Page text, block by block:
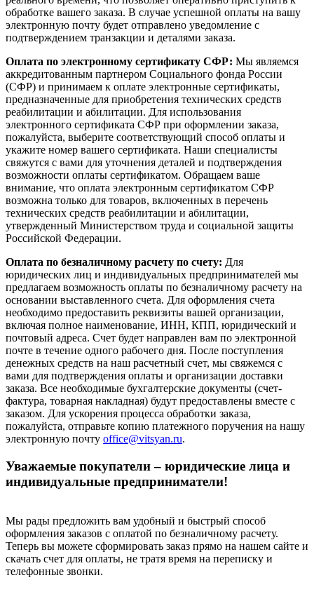
обработке вашего заказа. В случае успешной оплаты на вашу
электронную почту будет отправлено уведомление с
подтверждением транзакции и деталями заказа.
Оплата по электронному сертификату СФР: Мы являемся
аккредитованным партнером Социального фонда России
(СФР) и принимаем к оплате электронные сертификаты,
предназначенные для приобретения технических средств
реабилитации и абилитации. Для использования
электронного сертификата СФР при оформлении заказа,
пожалуйста, выберите соответствующий способ оплаты и
укажите номер вашего сертификата. Наши специалисты
свяжутся с вами для уточнения деталей и подтверждения
возможности оплаты сертификатом. Обращаем ваше
внимание, что оплата электронным сертификатом СФР
возможна только для товаров, включенных в перечень
технических средств реабилитации и абилитации,
утвержденный Министерством труда и социальной защиты
Российской Федерации.
Оплата по безналичному расчету по счету: Для
юридических лиц и индивидуальных предпринимателей мы
предлагаем возможность оплаты по безналичному расчету на
основании выставленного счета. Для оформления счета
необходимо предоставить реквизиты вашей организации,
включая полное наименование, ИНН, КПП, юридический и
почтовый адреса. Счет будет направлен вам по электронной
почте в течение одного рабочего дня. После поступления
денежных средств на наш расчетный счет, мы свяжемся с
вами для подтверждения оплаты и организации доставки
заказа. Все необходимые бухгалтерские документы (счет-
фактура, товарная накладная) будут предоставлены вместе с
заказом. Для ускорения процесса обработки заказа,
пожалуйста, отправьте копию платежного поручения на нашу
электронную почту office@vitsyan.ru.
Уважаемые покупатели – юридические лица и
индивидуальные предприниматели!
Мы рады предложить вам удобный и быстрый способ
оформления заказов с оплатой по безналичному расчету.
Теперь вы можете сформировать заказ прямо на нашем сайте и
скачать счет для оплаты, не тратя время на переписку и
телефонные звонки.